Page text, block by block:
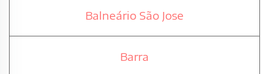
Balneário São Jose
Barra